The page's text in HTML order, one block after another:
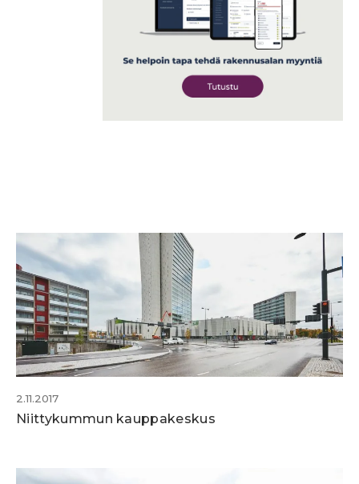
2.11.2017
Niittykummun kauppakeskus